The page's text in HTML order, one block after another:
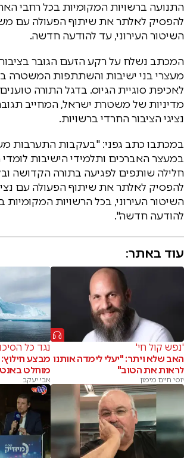
התנועה ברשויות המקומיות בכל רחבי
להפסיק לאלתר את שיתוף הפעולה עם
השיטור העירוני, עד להודעה חדשה.
המכתב נשלח על רקע הזעם הגובר
מעצרי בני ישיבות והשתתפות המשטרה
לאכיפת סוגיית הגיוס. בדגל התורה
מדיניות של משטרת ישראל, המחייב
נציגי הציבור החרדי ברשויות.
במכתבו כתב גפני: "בעקבות התערבות
במעצר האברכים ותלמידי הישיבות
חלילה שותפים לפגיעה בתורה הקדושה
להפסיק לאלתר את שיתוף הפעולה עם
השיטור העירוני, בכל הרשויות המקומיות
להודעה חדשה".
עוד באתר:
'נפש קול חי'
האב שלא ויתר: "יעלי לימדה אותנו
לראות את הטוב"
יוסי חיים מימון
נגד כל
מוחלט
אבי יעקב